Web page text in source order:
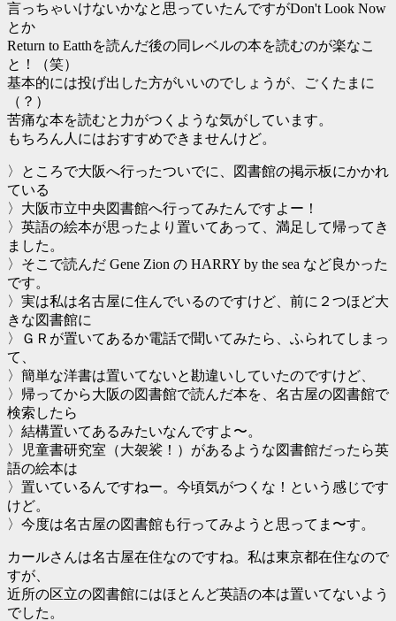
言っちゃいけないかなと思っていたんですがDon't Look Now
とか
Return to Eatthを読んだ後の同レベルの本を読むのが楽なこ
と！（笑）
基本的には投げ出した方がいいのでしょうが、ごくたまに
（？）
苦痛な本を読むと力がつくような気がしています。
もちろん人にはおすすめできませんけど。
〉ところで大阪へ行ったついでに、図書館の掲示板にかかれ
ている
〉大阪市立中央図書館へ行ってみたんですよー！
〉英語の絵本が思ったより置いてあって、満足して帰ってき
ました。
〉そこで読んだ Gene Zion の HARRY by the sea など良かった
です。
〉実は私は名古屋に住んでいるのですけど、前に２つほど大
きな図書館に
〉ＧＲが置いてあるか電話で聞いてみたら、ふられてしまっ
て、
〉簡単な洋書は置いてないと勘違いしていたのですけど、
〉帰ってから大阪の図書館で読んだ本を、名古屋の図書館で
検索したら
〉結構置いてあるみたいなんですよ〜。
〉児童書研究室（大袈裟！）があるような図書館だったら英
語の絵本は
〉置いているんですねー。今頃気がつくな！という感じです
けど。
〉今度は名古屋の図書館も行ってみようと思ってま〜す。
カールさんは名古屋在住なのですね。私は東京都在住なので
すが、
近所の区立の図書館にはほとんど英語の本は置いてないよう
でした。